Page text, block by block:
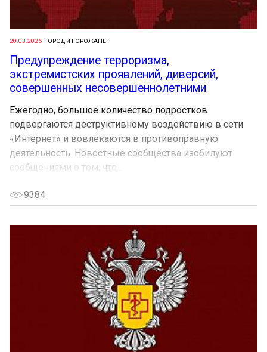
20.03.2026 ГОРОД И ГОРОЖАНЕ
Предупреждение терроризма,
экстремистских проявлений, диверсий,
совершенных несовершеннолетними
Ежегодно, большое количество подростков
подвергаются деструктивному воздействию в сети
«Интернет» и вовлекаются в противоправную
деятельность. Новостные сообщества изобилуют
сообщениями о том, что...
9384